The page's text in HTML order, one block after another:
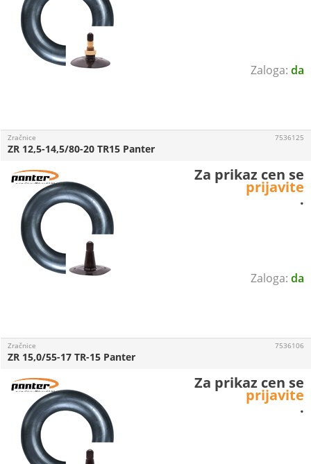
da
da
Zračnice
ZR 12,5-14,5/80-20 TR15 Panter
7536125
Za prikaz cen se
prijavite
.
Zračnice
ZR 15,0/55-17 TR-15 Panter
7536106
Za prikaz cen se
prijavite
.